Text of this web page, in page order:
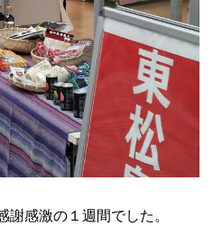
感激の１週間でした。